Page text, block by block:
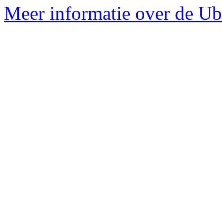
Meer informatie over de